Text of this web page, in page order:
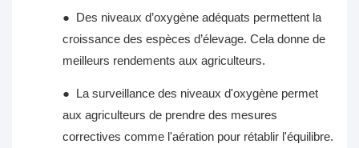
● Des niveaux d’oxygène adéquats permettent la
croissance des espèces d’élevage. Cela donne de
meilleurs rendements aux agriculteurs.
● La surveillance des niveaux d'oxygène permet
aux agriculteurs de prendre des mesures
correctives comme l'aération pour rétablir l'équilibre.